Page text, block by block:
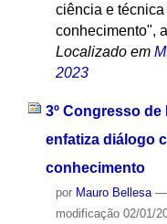
ciência e
conhecimento",
Localizado em
2023
3º Congresso
enfatiza diálogo
conhecimento
por Mauro Bellesa —
modificação02/01/